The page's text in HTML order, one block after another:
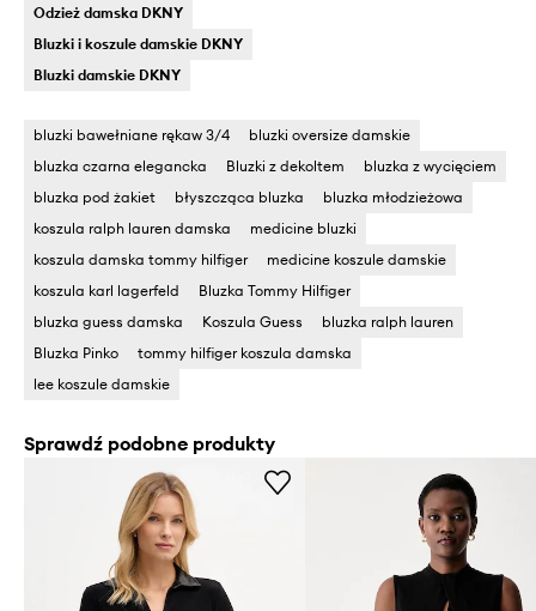
Odzież damska DKNY
Bluzki i koszule damskie DKNY
Bluzki damskie DKNY
bluzki bawełniane rękaw 3/4
bluzki oversize damskie
bluzka czarna elegancka
Bluzki z dekoltem
bluzka z wycięciem
bluzka pod żakiet
błyszcząca bluzka
bluzka młodzieżowa
koszula ralph lauren damska
medicine bluzki
koszula damska tommy hilfiger
medicine koszule damskie
koszula karl lagerfeld
Bluzka Tommy Hilfiger
bluzka guess damska
Koszula Guess
bluzka ralph lauren
Bluzka Pinko
tommy hilfiger koszula damska
lee koszule damskie
Sprawdź podobne produkty